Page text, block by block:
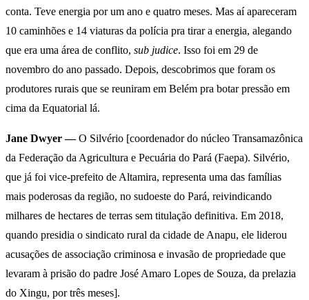
conta. Teve energia por um ano e quatro meses. Mas aí apareceram
10 caminhões e 14 viaturas da polícia pra tirar a energia, alegando
que era uma área de conflito, sub judice. Isso foi em 29 de
novembro do ano passado. Depois, descobrimos que foram os
produtores rurais que se reuniram em Belém pra botar pressão em
cima da Equatorial lá.
Jane Dwyer —O Silvério [coordenador do núcleo Transamazônica
da Federação da Agricultura e Pecuária do Pará (Faepa). Silvério,
que já foi vice-prefeito de Altamira, representa uma das famílias
mais poderosas da região, no sudoeste do Pará, reivindicando
milhares de hectares de terras sem titulação definitiva. Em 2018,
quando presidia o sindicato rural da cidade de Anapu, ele liderou
acusações de associação criminosa e invasão de propriedade que
levaram à prisão do padre José Amaro Lopes de Souza, da prelazia
do Xingu, por três meses].